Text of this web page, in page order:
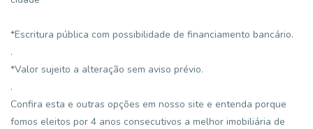
*Escritura pública com possibilidade de financiamento bancário.
.
*Valor sujeito a alteração sem aviso prévio.
.
Confira esta e outras opções em nosso site e entenda porque
fomos eleitos por 4 anos consecutivos a melhor imobiliária de